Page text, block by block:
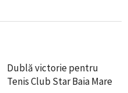
Dublă victorie pentru
Tenis Club Star Baia Mare